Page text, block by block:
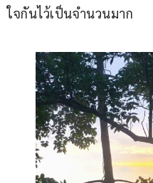
ใจกันไว้เป็นจำนวนมาก